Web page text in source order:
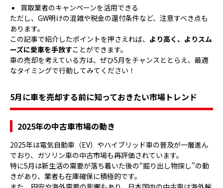
買取業者のキャンペーンを活用できる
ただし、GW明けの混雑や税金の還付条件など、注意すべき点も
あります。
この記事で紹介したポイントを押さえれば、 より高く、よりスム
ーズに愛車を手放すことができます。
車の売却を考えている方は、ぜひ5月をチャンスととらえ、最適
なタイミングで行動してみてください！
5月に車を売却する前に知っておきたい市場トレンド
2025年の中古車市場の動き
2025年は電気自動車（EV）やハイブリッド車の普及が一層進ん
でおり、ガソリン車の中古市場も再評価されています。
特に5月は新生活の需要が落ち着いた後の“掘り出し物探し”の動
きがあり、業者も在庫確保に積極的です。